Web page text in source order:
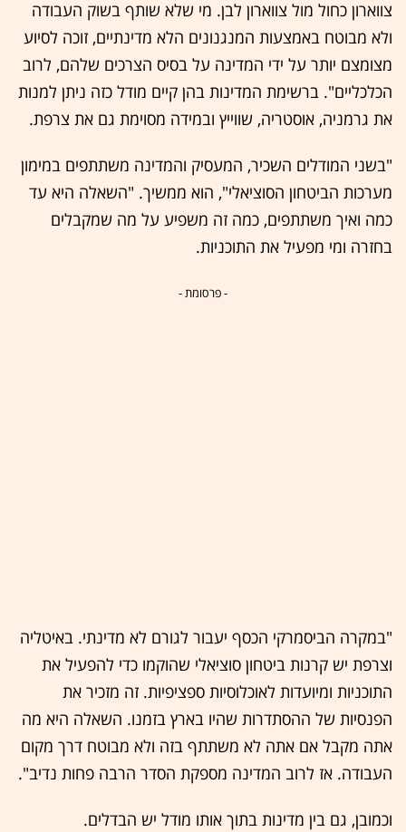
צווארון כחול מול צווארון לבן. מי שלא שותף בשוק העבודה
ולא מבוטח באמצעות המנגנונים הלא מדינתיים, זוכה לסיוע
מצומצם יותר על ידי המדינה על בסיס הצרכים שלהם, לרוב
הכלכליים". ברשימת המדינות בהן קיים מודל כזה ניתן למנות
את גרמניה, אוסטריה, שווייץ ובמידה מסוימת גם את צרפת.
"בשני המודלים השכיר, המעסיק והמדינה משתתפים במימון
מערכות הביטחון הסוציאלי", הוא ממשיך. "השאלה היא עד
כמה ואיך משתתפים, כמה זה משפיע על מה שמקבלים
בחזרה ומי מפעיל את התוכניות.
- פרסומת -
"במקרה הביסמרקי הכסף יעבור לגורם לא מדינתי. באיטליה
וצרפת יש קרנות ביטחון סוציאלי שהוקמו כדי להפעיל את
התוכניות ומיועדות לאוכלוסיות ספציפיות. זה מזכיר את
הפנסיות של ההסתדרות שהיו בארץ בזמנו. השאלה היא מה
אתה מקבל אם אתה לא משתתף בזה ולא מבוטח דרך מקום
העבודה. אז לרוב המדינה מספקת הסדר הרבה פחות נדיב".
וכמובן, גם בין מדינות בתוך אותו מודל יש הבדלים.